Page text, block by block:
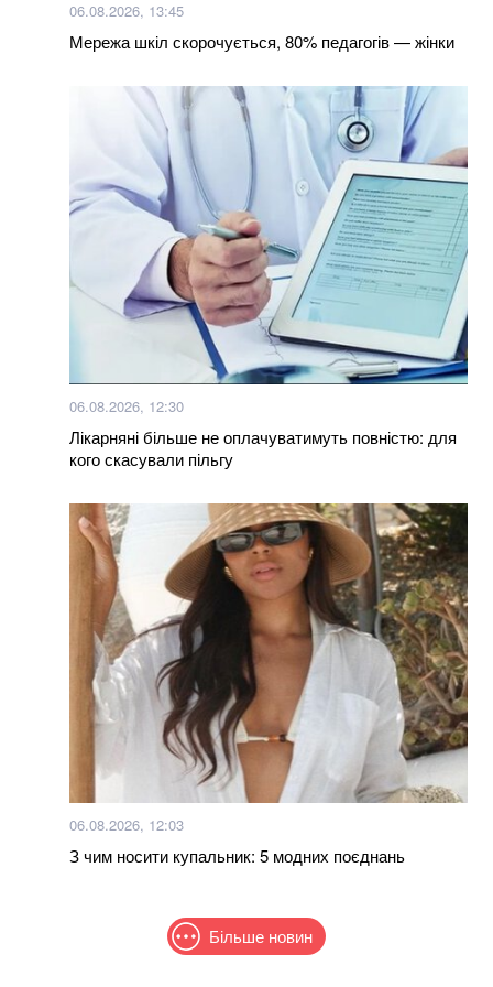
шарму міста депутатами-бізнесменами (відео)
Більше новин
06.08.2026, 13:45
Мережа шкіл скорочується, 80% педагогів — жінки
06.08.2026, 12:30
Лікарняні більше не оплачуватимуть повністю: для
кого скасували пільгу
06.08.2026, 12:03
З чим носити купальник: 5 модних поєднань
Більше новин